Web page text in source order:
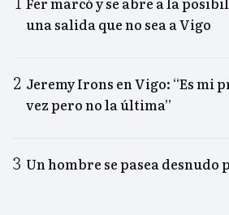
una salida que no sea a Vigo
Jeremy Irons en Vigo: “Es mi
vez pero no la última”
Un hombre se pasea desnudo